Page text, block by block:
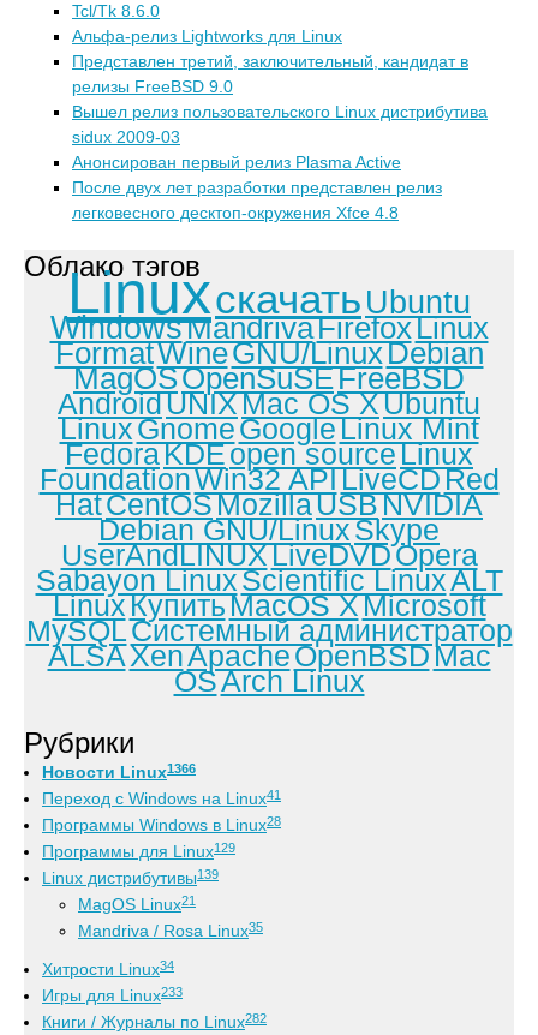
Tcl/Tk 8.6.0
Альфа-релиз Lightworks для Linux
Представлен третий, заключительный, кандидат в
релизы FreeBSD 9.0
Вышел релиз пользовательского Linux дистрибутива
sidux 2009-03
Анонсирован первый релиз Plasma Active
После двух лет разработки представлен релиз
легковесного десктоп-окружения Xfce 4.8
Облако тэгов
Linuxскачать Ubuntu
WindowsMandrivaFirefoxLinux
FormatWineGNU/LinuxDebian
MagOSOpenSuSEFreeBSD
AndroidUNIXMac OS XUbuntu
LinuxGnomeGoogleLinux Mint
FedoraKDEopen sourceLinux
FoundationWin32 APILiveCDRed
HatCentOSMozillaUSBNVIDIA
Debian GNU/LinuxSkype
UserAndLINUXLiveDVDOpera
Sabayon LinuxScientific LinuxALT
LinuxКупитьMacOS XMicrosoft
MySQLСистемный администратор
ALSAXenApacheOpenBSDMac
OSArch Linux
Рубрики
Новости Linux1366
Переход с Windows на Linux41
Программы Windows в Linux28
Программы для Linux129
Linux дистрибутивы139
MagOS Linux21
Mandriva / Rosa Linux35
Хитрости Linux34
Игры для Linux233
Книги / Журналы по Linux282